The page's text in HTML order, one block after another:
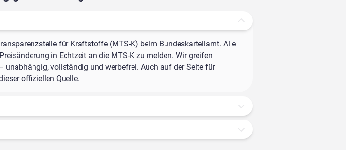
für Kraftstoffe (MTS-K) beim Bundeskartellamt. Alle
in Echtzeit an die MTS-K zu melden. Wir greifen
vollständig und werbefrei. Auch auf der Seite für
offiziellen Quelle.